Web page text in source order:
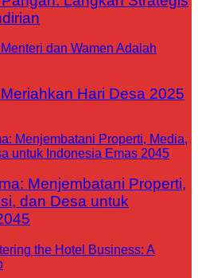
Hari Desa 2025
Menjembatani Properti,
dan Desa untuk